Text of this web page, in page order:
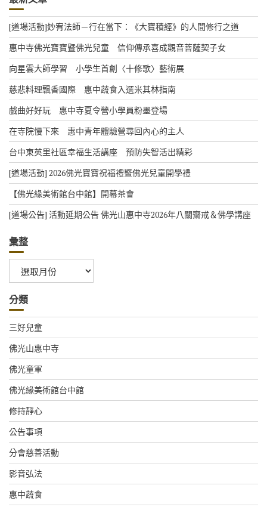
[道場活動]妙宥法師－行在當下：《大寶積經》的人間修行之道
惠中寺佛光寶寶暨佛光兒童 信仰傳承喜成觀音菩薩契子女
向星雲大師學習 小學生首創〈十修歌〉藝術展
慈悲料理飄香國際 惠中蔬食入選米其林指南
戲曲好好玩 惠中寺夏令營小學員粉墨登場
在寺院慢下來 惠中青年體驗營尋回內心的主人
台中東英里社區幸福生活講座 預防失智活出精彩
[道場活動] 2026佛光寶寶祝福禮暨佛光兒童開學禮
【佛光緣美術館台中館】開幕茶會
[道場公告] 活動延期公告 佛光山惠中寺2026年八關齋戒＆佛學講座
彙整
整
分類
三好兒童
佛光山惠中寺
佛光童軍
佛光緣美術館台中館
修持靜心
公告事項
分會慈善活動
影音弘法
惠中蔬食